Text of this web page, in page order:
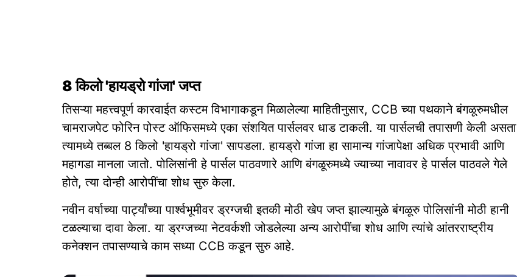
8 किलो 'हायड्रो गांजा' जप्त
तिसऱ्या महत्त्वपूर्ण कारवाईत कस्टम विभागाकडून मिळालेल्या माहितीनुसार, CCB च्या पथकाने बंगळूरुमधील
चामराजपेट फोरिन पोस्ट ऑफिसमध्ये एका संशयित पार्सलवर धाड टाकली. या पार्सलची तपासणी केली असता
त्यामध्ये तब्बल 8 किलो 'हायड्रो गांजा' सापडला. हायड्रो गांजा हा सामान्य गांजापेक्षा अधिक प्रभावी आणि
महागडा मानला जातो. पोलिसांनी हे पार्सल पाठवणारे आणि बंगळूरुमध्ये ज्याच्या नावावर हे पार्सल पाठवले गेले
होते, त्या दोन्ही आरोपींचा शोध सुरु केला.
नवीन वर्षाच्या पार्ट्यांच्या पार्श्वभूमीवर ड्रग्जची इतकी मोठी खेप जप्त झाल्यामुळे बंगळूरु पोलिसांनी मोठी हानी
टळल्याचा दावा केला. या ड्रग्जच्या नेटवर्कशी जोडलेल्या अन्य आरोपींचा शोध आणि त्यांचे आंतरराष्ट्रीय
कनेक्शन तपासण्याचे काम सध्या CCB कडून सुरु आहे.